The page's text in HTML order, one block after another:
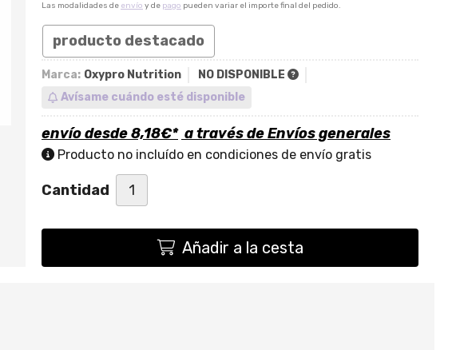
Las modalidades de envío y de pago pueden variar el importe final del pedido.
producto destacado
Marca: Oxypro Nutrition
NO DISPONIBLE
Avísame cuándo esté disponible
envío desde8,18€* a través deEnvíos generales
Producto no incluído en condiciones de envío gratis
Cantidad
Añadir a la cesta